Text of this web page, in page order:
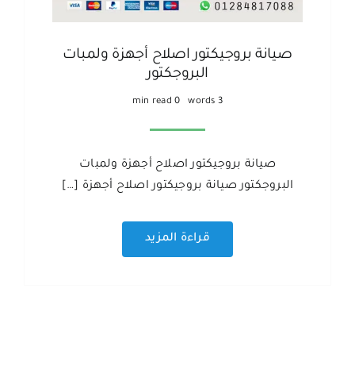
صيانة بروجيكتور اصلاح أجهزة ولمبات
البروجكتور
3 words
0 min read
صيانة بروجيكتور اصلاح أجهزة ولمبات
البروجكتور صيانة بروجيكتور اصلاح أجهزة […]
قراءة المزيد